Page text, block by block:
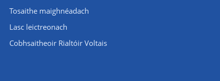
Tosaithe maighnéadach
Lasc leictreonach
Cobhsaitheoir Rialtóir Voltais